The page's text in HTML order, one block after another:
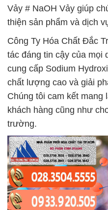
Vảy # NaOH Vảy giúp
thiện sản phẩm và dịch
Công Ty Hóa Chất Đắc
tác đáng tin cậy của mọi
cung cấp Sodium
chất lượng cao và giải
Chúng tôi cam kết mang
khách hàng cũng như
trường.